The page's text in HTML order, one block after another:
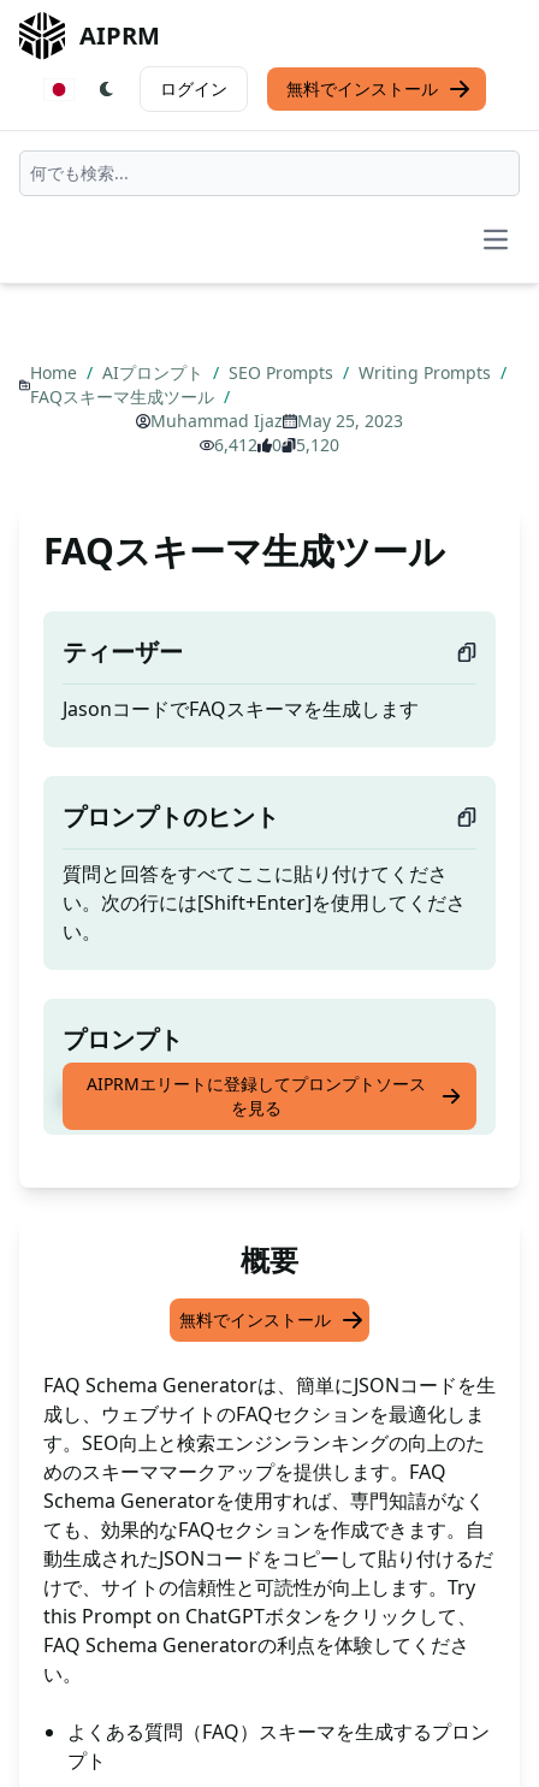
AIPRM
ログイン 無料でインストール
Home / AIプロンプト / SEO Prompts / Writing Prompts /
FAQスキーマ生成ツール /
Muhammad Ijaz
May 25, 2023
6,412
0 5,120
FAQスキーマ生成ツール
ティーザー
JasonコードでFAQスキーマを生成します
プロンプトのヒント
質問と回答をすべてここに貼り付けてくださ
い。次の行には[Shift+Enter]を使用してくださ
い。
プロンプト
JasonコードでFAQスキーマを生成します
AIPRMエリートに登録してプロンプトソース
を見る
概要
無料でインストール
FAQ Schema Generatorは、簡単にJSONコードを生
成し、ウェブサイトのFAQセクションを最適化しま
す。SEO向上と検索エンジンランキングの向上のた
めのスキーママークアップを提供します。FAQ
Schema Generatorを使用すれば、専門知譆がなく
ても、効果的なFAQセクションを作成できます。自
動生成されたJSONコードをコピーして貼り付けるだ
けで、サイトの信頼性と可読性が向上します。Try
this Prompt on ChatGPTボタンをクリックして、
FAQ Schema Generatorの利点を体験してくださ
い。
よくある質問（FAQ）スキーマを生成するプロン
プト